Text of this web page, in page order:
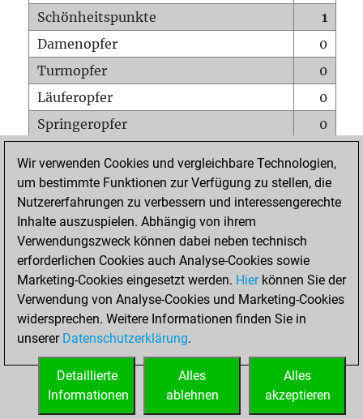
Schönheitspunkte
1
Damenopfer
0
Turmopfer
0
Läuferopfer
0
Springeropfer
0
Matt auf vollem Brett
0
Bauer setzt Matt
0
Erstickte Matts
Unterverwandlungen
Türme auf der siebten
0
STARTSEITE
Wir verwenden Cookies und vergleichbare Technologien,
um bestimmte Funktionen zur Verfügung zu stellen, die
Nutzererfahrungen zu verbessern und interessengerechte
Inhalte auszuspielen. Abhängig von ihrem
Verwendungszweck können dabei neben technisch
erforderlichen Cookies auch Analyse-Cookies sowie
Marketing-Cookies eingesetzt werden. Hierkönnen Sie der
Verwendung von Analyse-Cookies und Marketing-Cookies
widersprechen. Weitere Informationen finden Sie in
unserer Datenschutzerklärung.
Alles
akzeptieren
Alles
ablehnen
Detaillierte
Informationen